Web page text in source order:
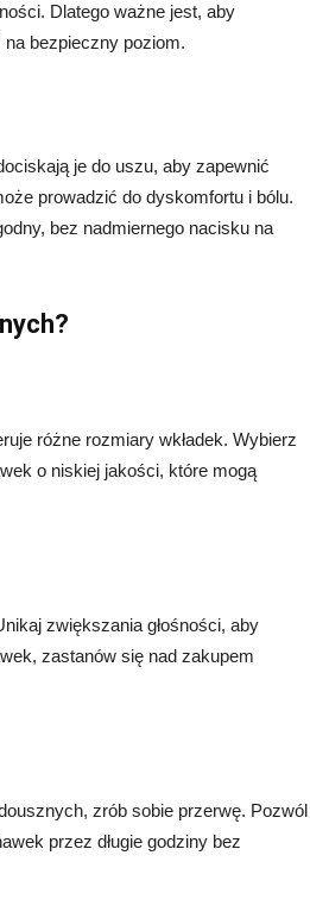
Dlatego ważne jest, aby
na bezpieczny poziom.
je do uszu, aby zapewnić
prowadzić do dyskomfortu i bólu.
bez nadmiernego nacisku na
różne rozmiary wkładek. Wybierz
o niskiej jakości, które mogą
zwiększania głośności, aby
zastanów się nad zakupem
zrób sobie przerwę. Pozwól
przez długie godziny bez